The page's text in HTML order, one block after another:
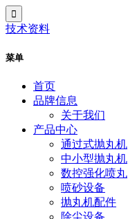
技术资料
菜单
首页
品牌信息
关于我们
产品中心
通过式抛丸机
中小型抛丸机
数控强化喷丸
喷砂设备
抛丸机配件